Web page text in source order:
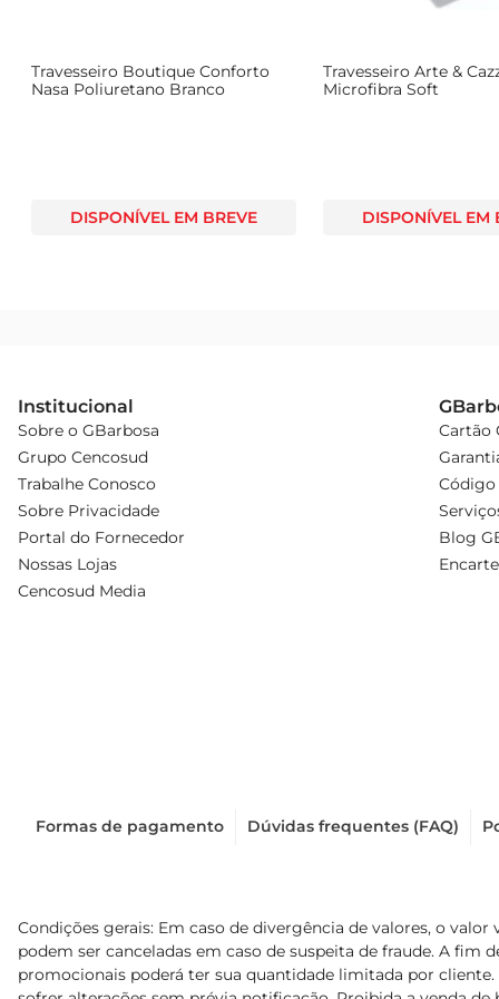
Travesseiro Boutique Conforto
Nasa Poliuretano Branco
DISPONÍVEL EM BREVE
Travesseiro Arte &
Microfibra Soft
DISPONÍVEL EM
Institucional
Sobre o GBarbosa
Grupo Cencosud
Trabalhe Conosco
Sobre Privacidade
Portal do Fornecedor
Nossas Lojas
Cencosud Media
Cartão
Código
Blog
Formas de pagamento Dúvidas frequentes (FAQ)
Condições gerais: Em caso de divergência de valores, o
podem ser canceladas em caso de suspeita de fraude. A
promocionais poderá ter sua quantidade limitada por